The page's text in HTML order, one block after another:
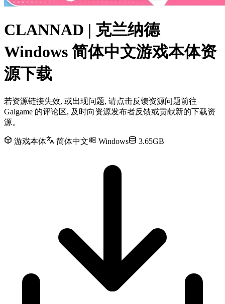
CLANNAD | 克兰纳德
Windows 简体中文游戏本体资
源下载
若资源链接失效, 或出现问题, 请点击反馈资源问题前往
Galgame 的评论区, 及时向资源发布者反馈或贡献新的下载资
源。
游戏本体 简体中文 Windows 3.65GB